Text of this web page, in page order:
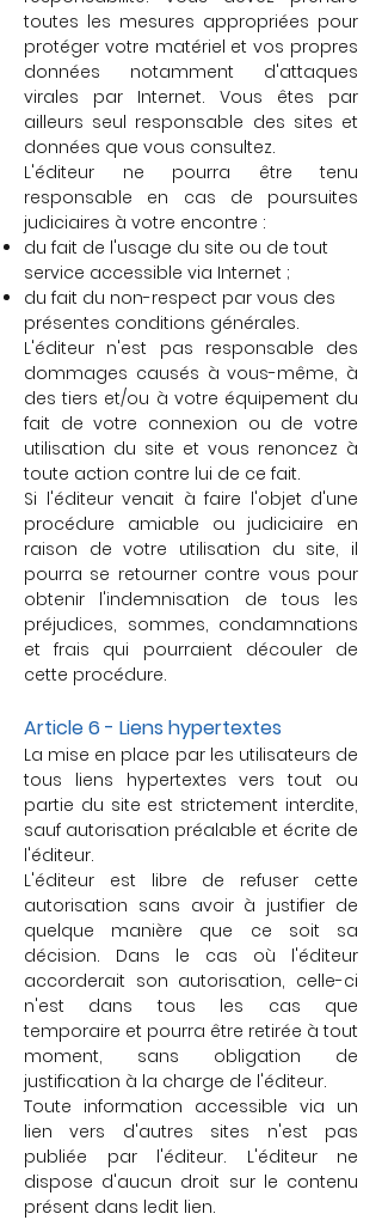
toutes les mesures appropriées pour
protéger votre matériel et vos propres
données notamment d'attaques
virales par Internet. Vous êtes par
ailleurs seul responsable des sites et
données que vous consultez.
L'éditeur ne pourra être tenu
responsable en cas de poursuites
judiciaires à votre encontre :
du fait de l'usage du site ou de tout
service accessible via Internet ;
du fait du non-respect par vous des
présentes conditions générales.
L'éditeur n'est pas responsable des
dommages causés à vous-même, à
des tiers et/ou à votre équipement du
fait de votre connexion ou de votre
utilisation du site et vous renoncez à
toute action contre lui de ce fait.
Si l'éditeur venait à faire l'objet d'une
procédure amiable ou judiciaire en
raison de votre utilisation du site, il
pourra se retourner contre vous pour
obtenir l'indemnisation de tous les
préjudices, sommes, condamnations
et frais qui pourraient découler de
cette procédure.
Article 6 - Liens hypertextes
La mise en place par les utilisateurs de
tous liens hypertextes vers tout ou
partie du site est strictement interdite,
sauf autorisation préalable et écrite de
l'éditeur.
L'éditeur est libre de refuser cette
autorisation sans avoir à justifier de
quelque manière que ce soit sa
décision. Dans le cas où l'éditeur
accorderait son autorisation, celle-ci
n'est dans tous les cas que
temporaire et pourra être retirée à tout
moment, sans obligation de
justification à la charge de l'éditeur.
Toute information accessible via un
lien vers d'autres sites n'est pas
publiée par l'éditeur. L'éditeur ne
dispose d'aucun droit sur le contenu
présent dans ledit lien.